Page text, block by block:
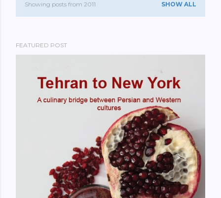
P
s
Showing posts from 2011 SHOW ALL
FEATURED POST